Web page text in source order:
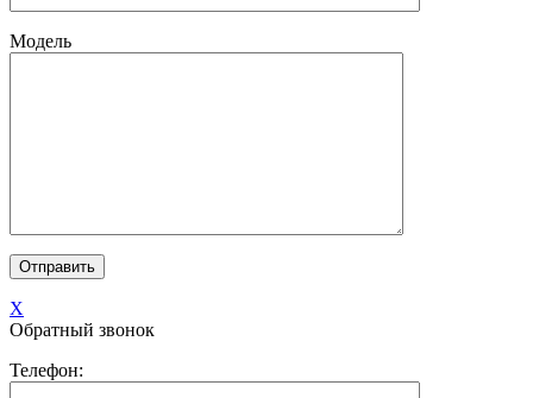
Модель
X
Обратный звонок
Телефон: